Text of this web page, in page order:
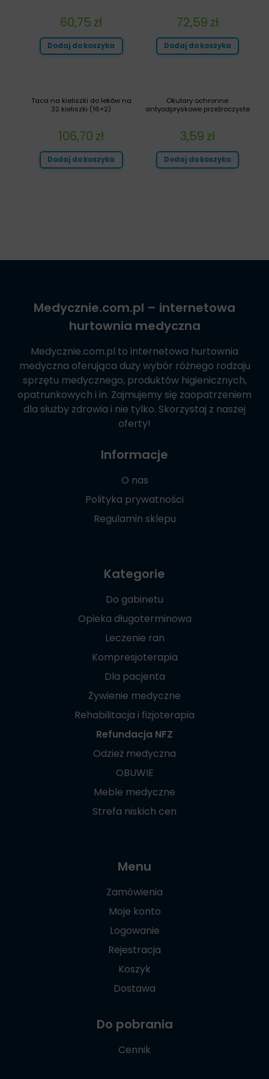
72,59 zł
Dodaj do koszyka
60,75 zł
Dodaj do koszyka
Okulary ochronne
antyodpryskowe przeźroczyste
3,59 zł
Dodaj do koszyka
Taca na kieliszki do leków na
32 kieliszki (16×2)
106,70 zł
Dodaj do koszyka
Medycznie.com.pl – internetowa
hurtownia medyczna
Medycznie.com.pl to internetowa hurtownia
medyczna oferująca duży wybór różnego rodzaju
sprzętu medycznego, produktów higienicznych,
opatrunkowych i in. Zajmujemy się zaopatrzeniem
dla służby zdrowia i nie tylko. Skorzystaj z naszej
oferty!
Informacje
O nas
Polityka prywatności
Regulamin sklepu
Kategorie
Do gabinetu
Opieka długoterminowa
Leczenie ran
Kompresjoterapia
Dla pacjenta
Żywienie medyczne
Rehabilitacja i fizjoterapia
Refundacja NFZ
Odzież medyczna
OBUWIE
Meble medyczne
Strefa niskich cen
Menu
Zamówienia
Moje konto
Logowanie
Rejestracja
Koszyk
Dostawa
Do pobrania
Cennik